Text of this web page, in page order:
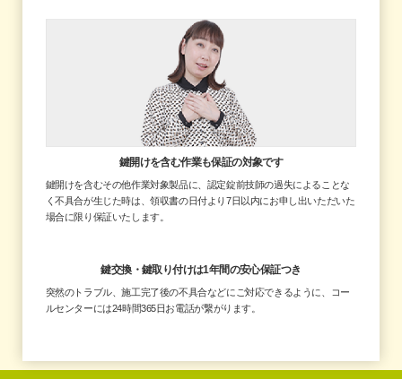
鍵開けを含む作業も保証の対象です
鍵開けを含むその他作業対象製品に、認定錠前技師の過失によることな
く不具合が生じた時は、領収書の日付より7日以内にお申し出いただいた
場合に限り保証いたします。
鍵交換・鍵取り付けは1年間の安心保証つき
突然のトラブル、施工完了後の不具合などにご対応できるように、コー
ルセンターには24時間365日お電話が繋がります。